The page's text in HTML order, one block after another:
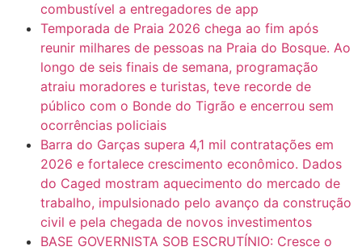
combustível a entregadores de app
Temporada de Praia 2026 chega ao fim após
reunir milhares de pessoas na Praia do Bosque. Ao
longo de seis finais de semana, programação
atraiu moradores e turistas, teve recorde de
público com o Bonde do Tigrão e encerrou sem
ocorrências policiais
Barra do Garças supera 4,1 mil contratações em
2026 e fortalece crescimento econômico. Dados
do Caged mostram aquecimento do mercado de
trabalho, impulsionado pelo avanço da construção
civil e pela chegada de novos investimentos
BASE GOVERNISTA SOB ESCRUTÍNIO: Cresce o